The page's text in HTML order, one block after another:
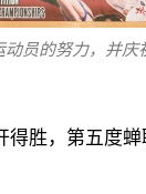
员的努力，并
胜，第五度